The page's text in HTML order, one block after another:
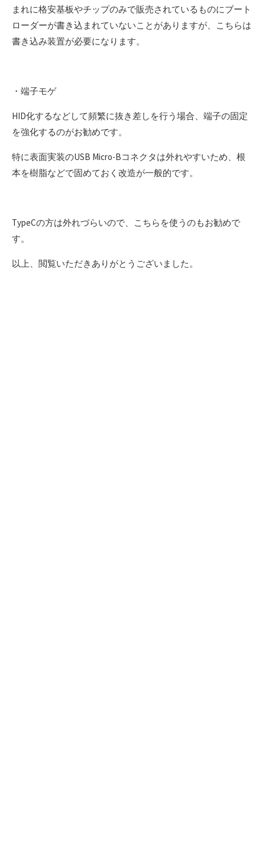
まれに格安基板やチップのみで販売されているものにブート
ローダーが書き込まれていないことがありますが、こちらは
書き込み装置が必要になります。
・端子モゲ
HID化するなどして頻繁に抜き差しを行う場合、端子の固定
を強化するのがお勧めです。
特に表面実装のUSB Micro-Bコネクタは外れやすいため、根
本を樹脂などで固めておく改造が一般的です。
TypeCの方は外れづらいので、こちらを使うのもお勧めで
す。
以上、閲覧いただきありがとうございました。